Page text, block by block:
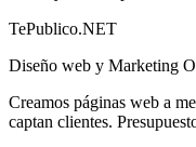
TePublico.NET
Diseño web y Marketing
Creamos páginas web a
captan clientes.